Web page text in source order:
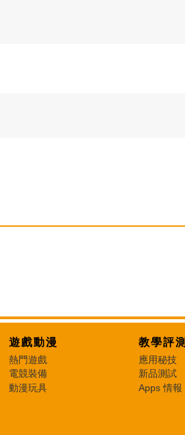
遊戲動漫
熱門遊戲
電競裝備
動漫玩具
教學評測
應用秘技
新品測試
Apps 情報